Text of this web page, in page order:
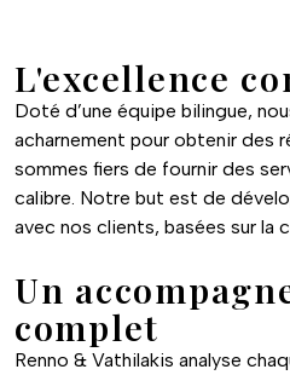
L'excellence
Doté d’une équipe bilingue,
acharnement pour obtenir des
sommes fiers de fournir des
calibre. Notre but est de
avec nos clients, basées sur la
Un
complet
Renno & Vathilakis analyse